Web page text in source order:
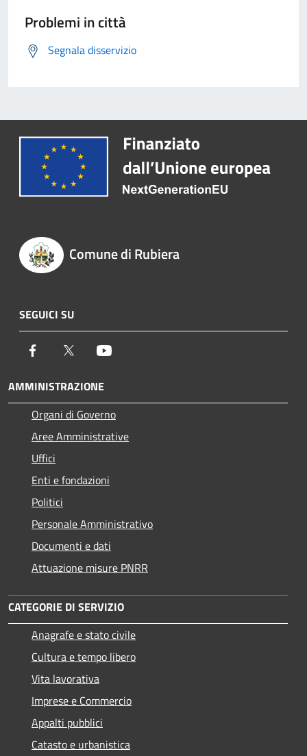
Problemi in città
Segnala disservizio
Comune di Rubiera
SEGUICI SU
Facebook Twitter
AMMINISTRAZIONE
Organi di Governo
Aree Amministrative
Uffici
Enti e fondazioni
Politici
Personale Amministrativo
Documenti e dati
Attuazione misure PNRR
CATEGORIE DI SERVIZIO
Anagrafe e stato civile
Cultura e tempo libero
Vita lavorativa
Imprese e Commercio
Appalti pubblici
Catasto e urbanistica